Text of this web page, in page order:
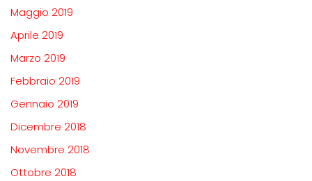
Maggio 2019
Aprile 2019
Marzo 2019
Febbraio 2019
Gennaio 2019
Dicembre 2018
Novembre 2018
Ottobre 2018